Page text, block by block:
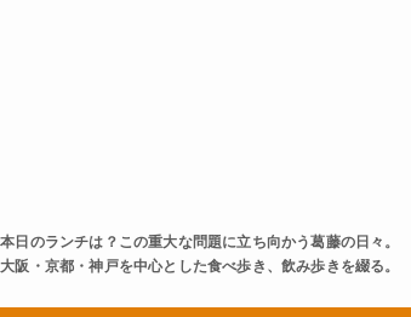
本日のランチは？この重大な問題に立ち向かう葛藤の日々。
大阪・京都・神戸を中心とした食べ歩き、飲み歩きを綴る。